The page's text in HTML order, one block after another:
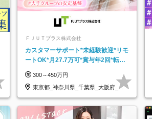
ＦＪＵＴプラス株式会社
カスタマーサポート*未経験歓迎*リモ
ートOK*月27.7万可*賞与年2回*転勤
300～450万円
東京都_神奈川県_千葉県_大阪府_愛
知県…